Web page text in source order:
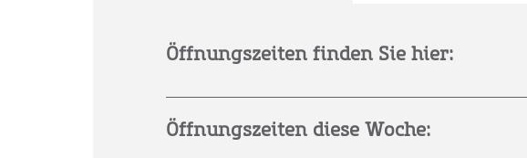
Öffnungszeiten finden Sie hier:
Öffnungszeiten diese Woche: